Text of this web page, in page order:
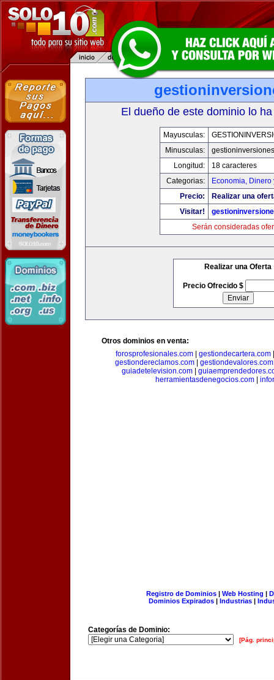
El dueño de este dominio lo
Mayusculas:
Minusculas:
Longitud:
18 caracteres
Categorias:
Economia, Dinero
Precio:
Realizar una
Visitar!
Serán consideradas
Realizar una Oferta
Precio Ofrecido $
Otros dominios en venta:
forosprofesionales.com
gestiondecartera.com
gestiondereclamos.com| gestiondevalores.com
guiadetelevision.com
herramientasdenegocios.com
Registro de Dominios| Web Hosting |
Dominios Expirados | Industrias |
Categorías de Dominio:
[Pág.